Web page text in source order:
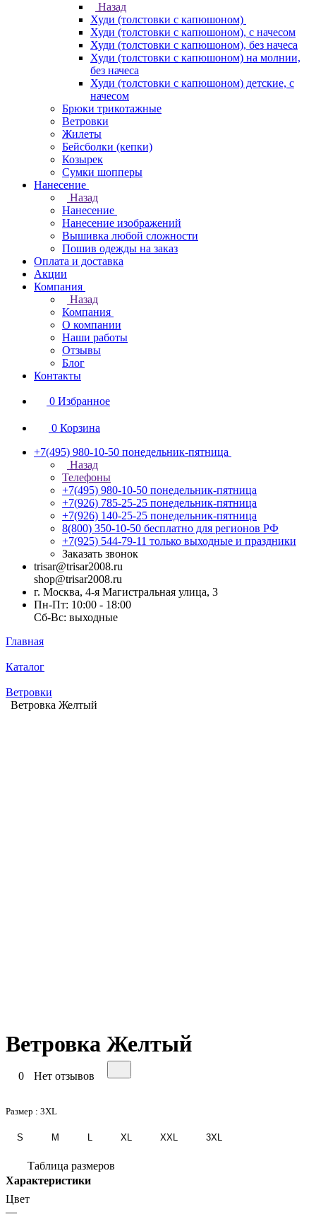
Назад
Худи (толстовки с капюшоном)
Худи (толстовки c капюшоном), с начесом
Худи (толстовки c капюшоном), без начеса
Худи (толстовки с капюшоном) на молнии,
без начеса
Худи (толстовки c капюшоном) детские, с
начесом
Брюки трикотажные
Ветровки
Жилеты
Бейсболки (кепки)
Козырек
Сумки шопперы
Нанесение
Назад
Нанесение
Нанесение изображений
Вышивка любой сложности
Пошив одежды на заказ
Оплата и доставка
Акции
Компания
Назад
Компания
О компании
Наши работы
Отзывы
Блог
Контакты
0 Избранное
0 Корзина
+7(495) 980-10-50 понедельник-пятница
Назад
Телефоны
+7(495) 980-10-50 понедельник-пятница
+7(926) 785-25-25 понедельник-пятница
+7(926) 140-25-25 понедельник-пятница
8(800) 350-10-50 бесплатно для регионов РФ
+7(925) 544-79-11 только выходные и праздники
Заказать звонок
trisar@trisar2008.ru
shop@trisar2008.ru
г. Москва, 4-я Магистральная улица, 3
Пн-Пт: 10:00 - 18:00
Сб-Вс: выходные
Главная
Каталог
Ветровки
Ветровка Желтый
Ветровка Желтый
0 Нет отзывов
Размер : 3XL
S M XL XXL 3XL
Таблица размеров
Характеристики
Цвет
—